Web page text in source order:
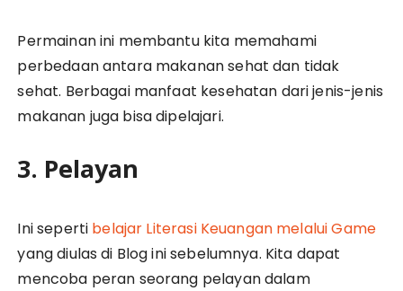
Permainan ini membantu kita memahami
perbedaan antara makanan sehat dan tidak
sehat. Berbagai manfaat kesehatan dari jenis-jenis
makanan juga bisa dipelajari.
3. Pelayan
Ini seperti belajar Literasi Keuangan melalui Game
yang diulas di Blog ini sebelumnya. Kita dapat
mencoba peran seorang pelayan dalam